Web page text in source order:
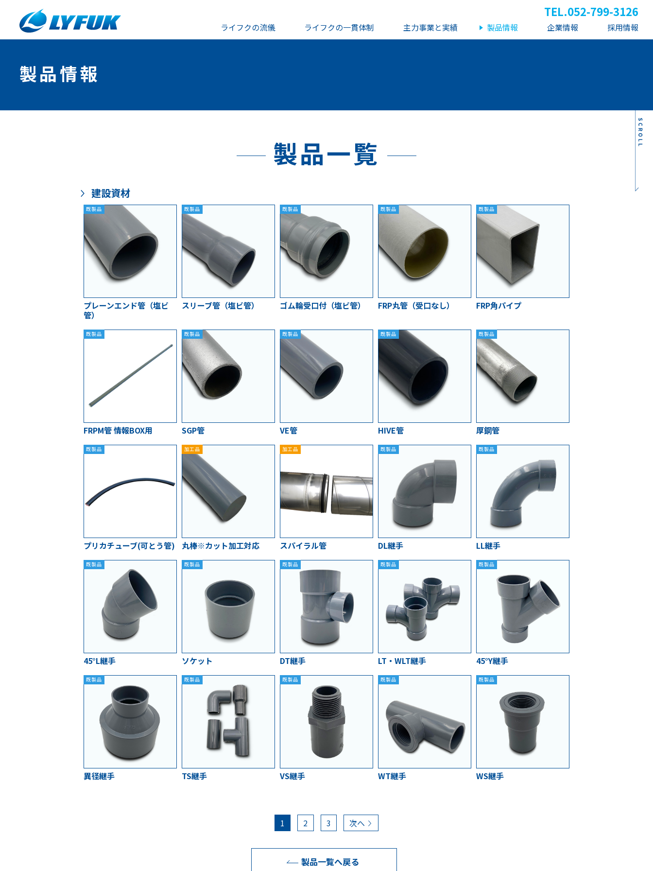
ライフクの流儀 ライフクの一貫体制 主力事業と実績 製品情報 企業情報 採用情報
TEL.052-799-3126
製品情報
製品一覧
建設資材
プレーンエンド管（塩ビ
管）
既製品
スリーブ管（塩ビ管）
既製品
ゴム輪受口付（塩ビ管）
既製品
FRP丸管（受口なし）
既製品
FRP角パイプ
既製品
FRPM管 情報BOX用
既製品
SGP管
既製品
VE管
既製品
HIVE管
既製品
厚鋼管
既製品
プリカチューブ(可とう管)
既製品
丸棒※カット加工対応
加工品
スパイラル管
加工品
DL継手
既製品
LL継手
既製品
45°L継手
既製品
ソケット
既製品
DT継手
既製品
LT・WLT継手
既製品
45°Y継手
既製品
異径継手
既製品
TS継手
既製品
VS継手
既製品
WT継手
既製品
WS継手
既製品
1 2 3 次へ
製品一覧へ戻る